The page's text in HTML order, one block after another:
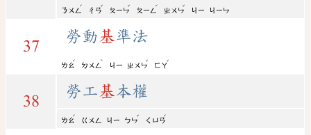
ㄋㄨㄥ
ˊ
ㄔㄢ
ˇ
ㄆㄧㄣ
ˇ
ㄆㄧㄥ
ˊ
ㄓㄨㄣ
ˇ
ㄐㄧ ㄐㄧㄣ
37
勞動 基準法
ㄌㄠ
ˊ
ㄉㄨㄥ
ˋ
ㄐㄧ ㄓㄨㄣ
ˇ
ㄈㄚ
ˇ
38
勞工 基本權
ㄌㄠ
ˊ
ㄍㄨㄥ ㄐㄧ ㄅㄣ
ˇ
ㄑㄩㄢ
ˊ